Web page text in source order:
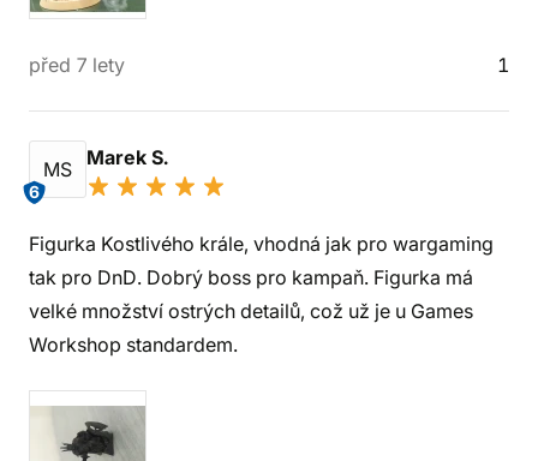
před 7 lety 1
MS
6
Marek S.
Figurka Kostlivého krále, vhodná jak pro wargaming
tak pro DnD. Dobrý boss pro kampaň. Figurka má
velké množství ostrých detailů, což už je u Games
Workshop standardem.